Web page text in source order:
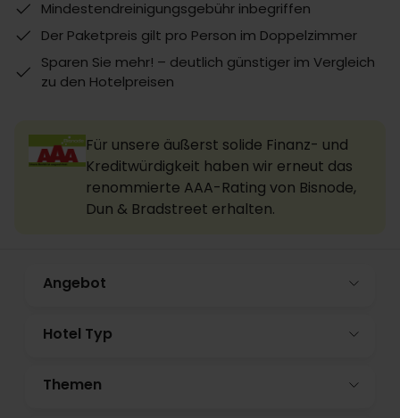
Mindestendreinigungsgebühr inbegriffen
Der Paketpreis gilt pro Person im Doppelzimmer
Sparen Sie mehr! – deutlich günstiger im Vergleich
zu den Hotelpreisen
Für unsere äußerst solide Finanz- und
Kreditwürdigkeit haben wir erneut das
renommierte AAA-Rating von Bisnode,
Dun & Bradstreet erhalten.
Angebot
Hotel Typ
Themen